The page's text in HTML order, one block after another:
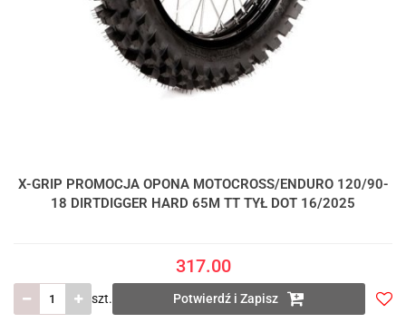
X-GRIP PROMOCJA OPONA MOTOCROSS/ENDURO 120/90-
18 DIRTDIGGER HARD 65M TT TYŁ DOT 16/2025
317.00
szt. Potwierdź i Zapisz